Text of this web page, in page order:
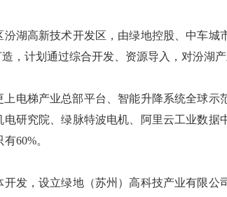
湖高新技术开发区，由绿地控股、中车城
，计划通过综合开发、资源导入，对汾湖产
电梯产业总部平台、智能升降系统全球
研究院、绿脉特波电机、阿里云工业数据
60%。
发，设立绿地（苏州）高科技产业有限公